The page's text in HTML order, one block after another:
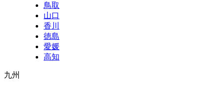
鳥取
山口
香川
徳島
愛媛
高知
九州